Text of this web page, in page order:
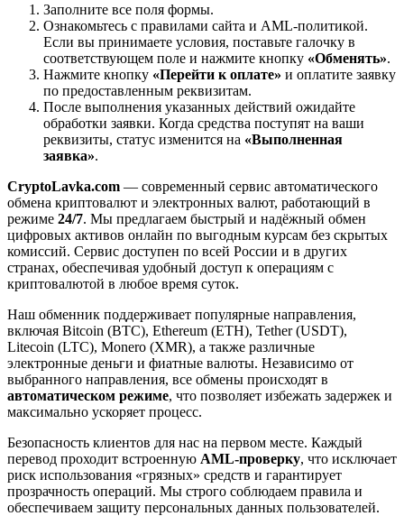
Заполните все поля формы.
Ознакомьтесь с правилами сайта и AML-политикой.
Если вы принимаете условия, поставьте галочку в
соответствующем поле и нажмите кнопку «Обменять».
Нажмите кнопку «Перейти к оплате» и оплатите заявку
по предоставленным реквизитам.
После выполнения указанных действий ожидайте
обработки заявки. Когда средства поступят на ваши
реквизиты, статус изменится на «Выполненная
заявка».
CryptoLavka.com — современный сервис автоматического
обмена криптовалют и электронных валют, работающий в
режиме 24/7. Мы предлагаем быстрый и надёжный обмен
цифровых активов онлайн по выгодным курсам без скрытых
комиссий. Сервис доступен по всей России и в других
странах, обеспечивая удобный доступ к операциям с
криптовалютой в любое время суток.
Наш обменник поддерживает популярные направления,
включая Bitcoin (BTC), Ethereum (ETH), Tether (USDT),
Litecoin (LTC), Monero (XMR), а также различные
электронные деньги и фиатные валюты. Независимо от
выбранного направления, все обмены происходят в
автоматическом режиме, что позволяет избежать задержек и
максимально ускоряет процесс.
Безопасность клиентов для нас на первом месте. Каждый
перевод проходит встроенную AML-проверку, что исключает
риск использования «грязных» средств и гарантирует
прозрачность операций. Мы строго соблюдаем правила и
обеспечиваем защиту персональных данных пользователей.